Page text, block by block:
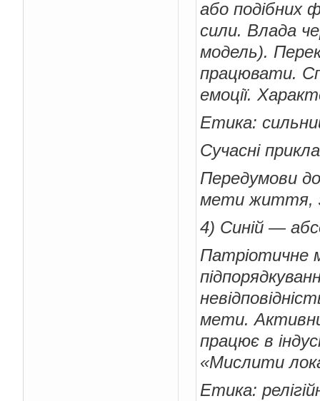
або подібних
сили. Влада
модель).
працювати.
емоції.
Етика:
Сучасні
Передумови
мети життя,
4) Синій —
Патріотичне
мети.
працює в
«Мислити
Етика: